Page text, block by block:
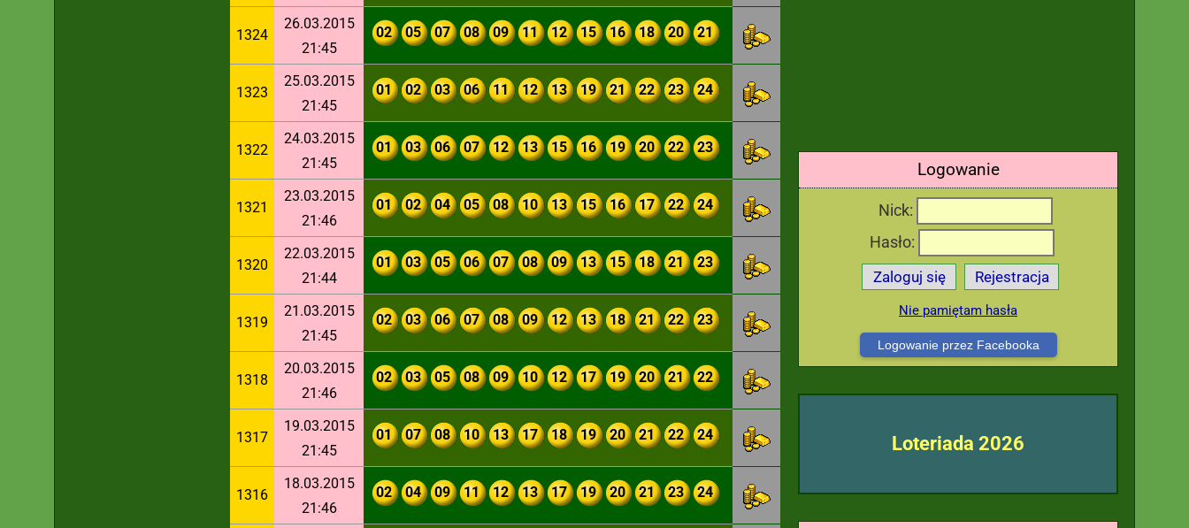
Logowanie
Nick:
Hasło:
Zaloguj się Rejestracja
Nie pamiętam hasła
Logowanie przez Facebooka
Loteriada 2026
1324
26.03.2015
21:45
02 05 07 08 09 11 12 15 16 18 20 21
1323
25.03.2015
21:45
01 02 03 06 11 12 13 19 21 22 23 24
1322
24.03.2015
21:45
01 03 06 07 12 13 15 16 19 20 22 23
1321
23.03.2015
21:46
01 02 04 05 08 10 13 15 16 17 22 24
1320
22.03.2015
21:44
01 03 05 06 07 08 09 13 15 18 21 23
1319
21.03.2015
21:45
02 03 06 07 08 09 12 13 18 21 22 23
1318
20.03.2015
21:46
02 03 05 08 09 10 12 17 19 20 21 22
1317
19.03.2015
21:45
01 07 08 10 13 17 18 19 20 21 22 24
1316
18.03.2015
21:46
02 04 09 11 12 13 17 19 20 21 23 24